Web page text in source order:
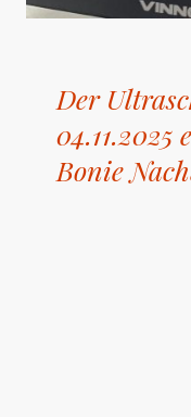
Der
04.11.2025
Bonie